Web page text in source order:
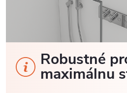
Robustné
maximálnu